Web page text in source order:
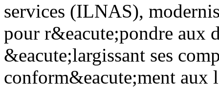
services (ILNAS),
pour r&eacute;pondre aux
&eacute;largissant ses
conform&eacute;ment aux